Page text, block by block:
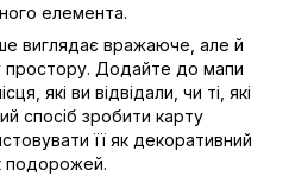
елемента.
виглядає вражаюче, але й
простору. Додайте до мапи
які ви відвідали, чи ті, які
спосіб зробити карту
її як декоративний
подорожей.